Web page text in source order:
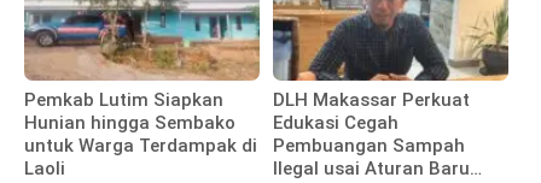
Pemkab Lutim Siapkan
Hunian hingga Sembako
untuk Warga Terdampak di
Laoli
DLH Makassar Perkuat
Edukasi Cegah
Pembuangan Sampah
Ilegal usai Aturan Baru